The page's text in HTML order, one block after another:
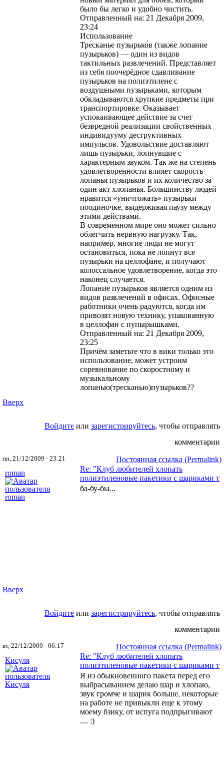
было бы легко и удобно чистить.
Отправленный на: 21 Декабря 2009,
23:24
Использование
Тре́сканье пузырько́в (также лопание
пузырьков) — один из видов
тактильных развлечений. Представляет
из себя поочерёдное сдавливание
пузырьков на полиэтилене с
воздушными пузырьками, которым
обкладываются хрупкие предметы при
транспортировке. Оказывает
успокаивающее действие за счет
безвредной реализации свойственных
индивидууму деструктивных
импульсов. Удовольствие доставляют
лишь пузырьки, лопнувшие с
характерным звуком. Так же на степень
удовлетворенности влияет скорость
лопанья пузырьков и их количество за
один акт хлопанья. Большинству людей
нравится «уничтожать» пузырьки
поодиночке, выдерживая паузу между
этими действами.
В современном мире оно может сильно
облегчить нервную нагрузку. Так,
например, многие люди не могут
остановиться, пока не лопнут все
пузырьки на целлофане, и получают
колоссальное удовлетворение, когда это
наконец случается.
Лопание пузырьков является одним из
видов развлечений в офисах. Офисные
работники очень радуются, когда им
привозят новую технику, упакованную
в целлофан с пупырышками.
Отправленный на: 21 Декабря 2009,
23:25
Причём заметьте что в вики только это
использование, может устроим
соревнование по скоростному и
музыкальному
лопанью(тресканью)пузырьков??
Вверх
Войдите или зарегистрируйтесь, чтобы отправлять
комментарии
пн, 21/12/2009 - 23:21
Постоянная ссылка (Permalink)
roman
Re: "Клуб любителей хлопать
полиэтиленовые пакетики с шариками т
ба-бу-бы...
Вверх
Войдите или зарегистрируйтесь, чтобы отправлять
комментарии
вт, 22/12/2009 - 06:17
Постоянная ссылка (Permalink)
Кисуля
Re: "Клуб любителей хлопать
полиэтиленовые пакетики с шариками т
Я из обыкновенного пакета перед его
выбрасыванием делаю шар и хлопаю,
звук громче и шарик больше, некоторые
на работе не привыкли еще к этому
моему бзику, от испуга подпрыгивают
.... :)